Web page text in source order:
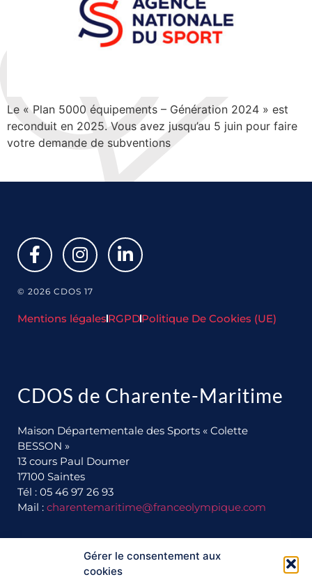
Gérer le consentement aux
cookies
Le « Plan 5000 équipements – Génération 2024 » est
reconduit en 2025. Vous avez jusqu’au 5 juin pour faire
votre demande de subventions
© 2026 CDOS 17
Mentions légales RGPDPolitique De Cookies (UE)
CDOS de Charente-Maritime
Maison Départementale des Sports « Colette
BESSON »
13 cours Paul Doumer
17100 Saintes
Tél : 05 46 97 26 93
Mail : charentemaritime@franceolympique.com
Ils nous soutiennent :